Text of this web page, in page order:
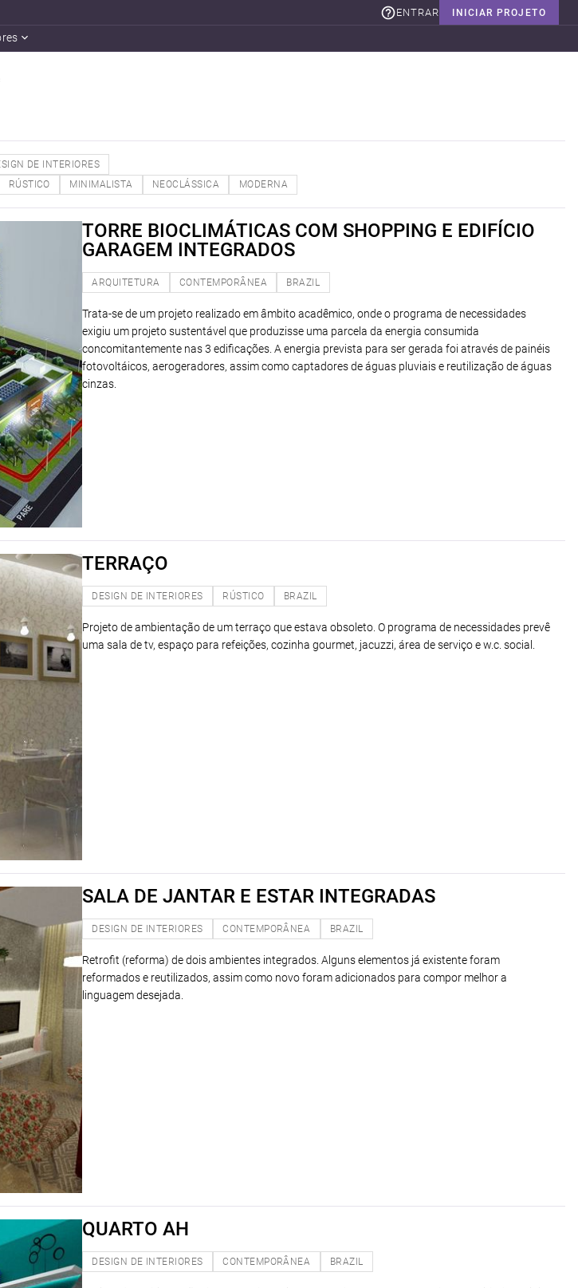
INICIAR PROJETO
ENTRAR
DE INTERIORES
RÚSTICO MINIMALISTA NEOCLÁSSICA MODERNA
TORRE BIOCLIMÁTICAS COM SHOPPING E EDIFÍCIO
GARAGEM INTEGRADOS
ARQUITETURA CONTEMPORÂNEA BRAZIL
Trata-se de um projeto realizado em âmbito acadêmico, onde o programa de necessidades
exigiu um projeto sustentável que produzisse uma parcela da energia consumida
concomitantemente nas 3 edificações. A energia prevista para ser gerada foi através de painéis
fotovoltáicos, aerogeradores, assim como captadores de águas pluviais e reutilização de águas
cinzas.
TERRAÇO
DESIGN DE INTERIORES RÚSTICO BRAZIL
Projeto de ambientação de um terraço que estava obsoleto. O programa de necessidades prevê
uma sala de tv, espaço para refeições, cozinha gourmet, jacuzzi, área de serviço e w.c. social.
SALA DE JANTAR E ESTAR INTEGRADAS
DESIGN DE INTERIORES CONTEMPORÂNEA BRAZIL
Retrofit (reforma) de dois ambientes integrados. Alguns elementos já existente foram
reformados e reutilizados, assim como novo foram adicionados para compor melhor a
linguagem desejada.
QUARTO AH
DESIGN DE INTERIORES CONTEMPORÂNEA BRAZIL